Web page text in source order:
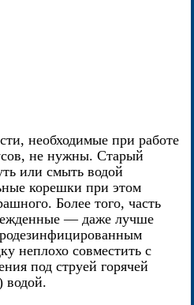
необходимые при работе
не нужны. Старый
или смыть водой
корешки при этом
Более того, часть
— даже лучше
неплохо совместить с
под струей горячей
водой.